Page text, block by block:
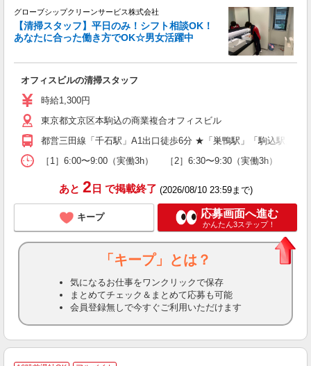
グローブシップクリーンサービス株式会社
【清掃スタッフ】平日のみ！シフト相談OK！
あなたに合った働き方でOK☆男女活躍中
オフィスビルの清掃スタッフ
時給1,300円
東京都文京区本駒込の商業複合オフィスビル
都営三田線「千石駅」A1出口徒歩6分 ★「巣鴨駅」「駒込駅」か
［1］6:00〜9:00（実働3h） ［2］6:30〜9:30（実働3h） 勤務
あと 2 日 で掲載終了 (2026/08/10 23:59まで)
キープ 応募画面へ進む
かんたん3ステップ！
「キープ」とは？
気になるお仕事をワンクリックで保存
まとめてチェック＆まとめて応募も可能
会員登録無しで今すぐご利用いただけます